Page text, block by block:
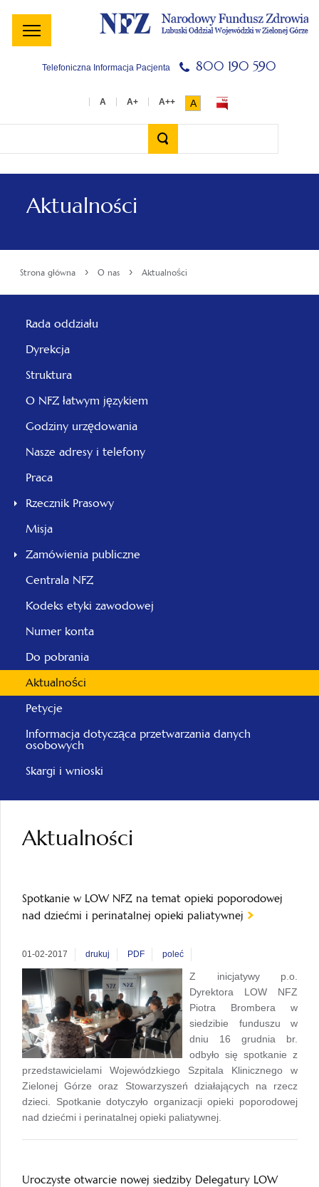
Menu
główne
Menu
lewe
Treść
główna
Szukaj
w
serwisie
Stopka
Telefoniczna Informacja Pacjenta 800 190 590
A
Aktualności
Strona główna › O nas › Aktualności
Rada oddziału
Dyrekcja
Struktura
O NFZ łatwym językiem
Godziny urzędowania
Nasze adresy i telefony
Praca
Rzecznik Prasowy
Misja
Zamówienia publiczne
Centrala NFZ
Kodeks etyki zawodowej
Numer konta
Do pobrania
Aktualności
Petycje
Informacja dotycząca przetwarzania danych
osobowych
Skargi i wnioski
Aktualności
Spotkanie w LOW NFZ na temat opieki poporodowej
nad dziećmi i perinatalnej opieki paliatywnej
01-02-2017 drukuj PDF poleć
Z inicjatywy p.o.
Dyrektora LOW NFZ
Piotra Brombera w
siedzibie funduszu w
dniu 16 grudnia br.
odbyło się spotkanie z
przedstawicielami Wojewódzkiego Szpitala Klinicznego w
Zielonej Górze oraz Stowarzyszeń działających na rzecz
dzieci. Spotkanie dotyczyło organizacji opieki poporodowej
nad dziećmi i perinatalnej opieki paliatywnej.
Uroczyste otwarcie nowej siedziby Delegatury LOW